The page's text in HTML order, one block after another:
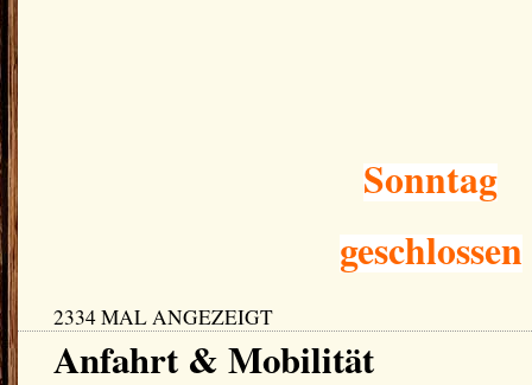
Sonntag
geschlossen
2334 MAL ANGEZEIGT
Anfahrt & Mobilität